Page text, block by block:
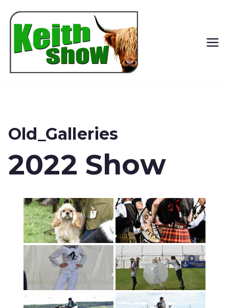
Old_Galleries
2022 Show